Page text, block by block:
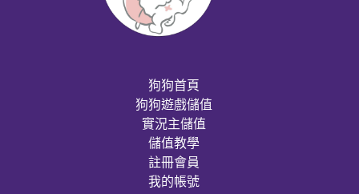
狗狗首頁
狗狗遊戲儲值
實況主儲值
儲值教學
註冊會員
我的帳號